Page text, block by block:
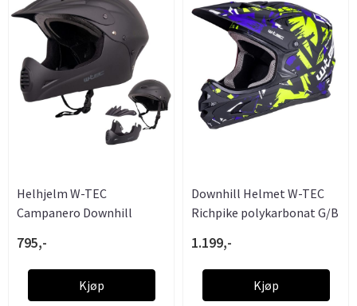
Helhjelm W-TEC
Campanero Downhill
795,-
Kjøp
Downhill Helmet W-TEC
Richpike polykarbonat G/B
1.199,-
Kjøp